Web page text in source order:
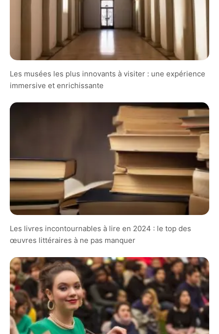
Les musées les plus innovants à visiter : une expérience
immersive et enrichissante
Les livres incontournables à lire en 2024 : le top des
œuvres littéraires à ne pas manquer